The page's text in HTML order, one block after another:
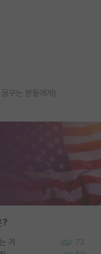
꾸는 분들에게)
?
거 72